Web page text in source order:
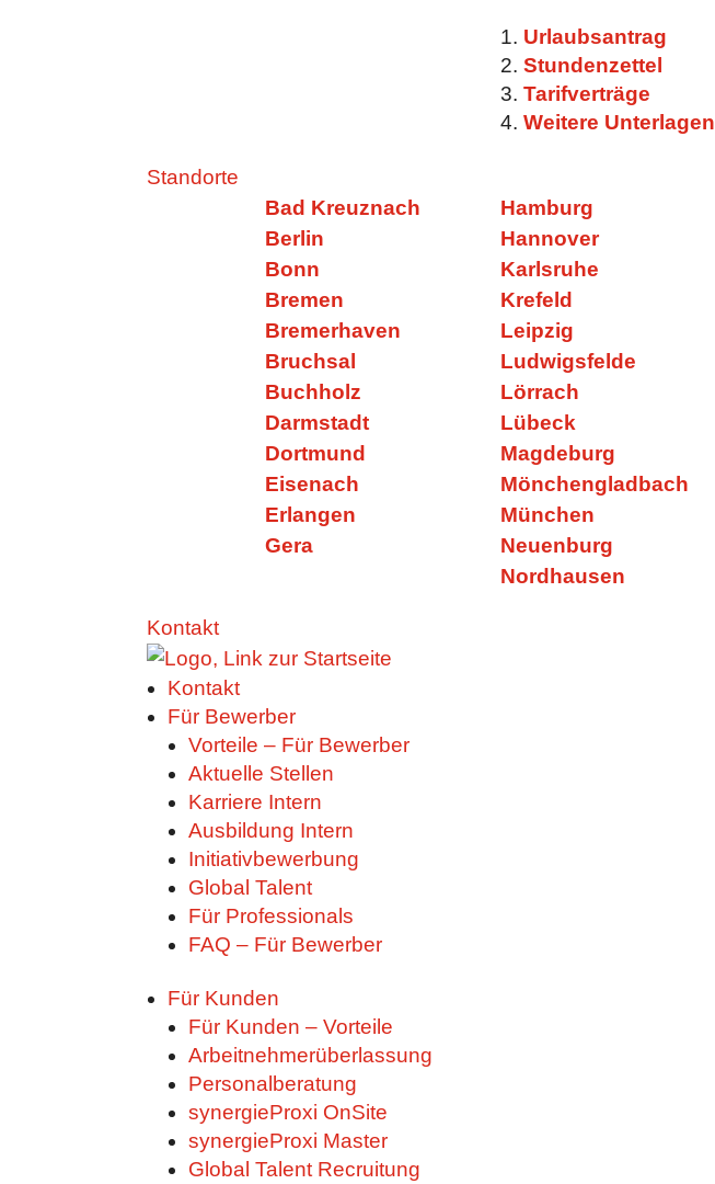
Urlaubsantrag
Stundenzettel
Tarifverträge
Weitere Unterlagen
Standorte
Bad Kreuznach
Berlin
Bonn
Bremen
Bremerhaven
Bruchsal
Buchholz
Darmstadt
Dortmund
Eisenach
Erlangen
Gera
Hamburg
Hannover
Karlsruhe
Krefeld
Leipzig
Ludwigsfelde
Lörrach
Lübeck
Magdeburg
Mönchengladbach
München
Neuenburg
Nordhausen
Kontakt
Kontakt
Für Bewerber
Vorteile – Für Bewerber
Aktuelle Stellen
Karriere Intern
Ausbildung Intern
Initiativbewerbung
Global Talent
Für Professionals
FAQ – Für Bewerber
Für Kunden
Für Kunden – Vorteile
Arbeitnehmerüberlassung
Personalberatung
synergieProxi OnSite
synergieProxi Master
Global Talent Recruitung